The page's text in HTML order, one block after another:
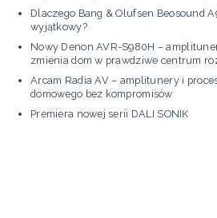
Dlaczego Bang & Olufsen Beosound
wyjątkowy?
Nowy Denon AVR-S980H –
zmienia dom w prawdziwe centrum
Arcam Radia AV – amplitunery i
domowego bez kompromisów
Premiera nowej serii DALI SONIK